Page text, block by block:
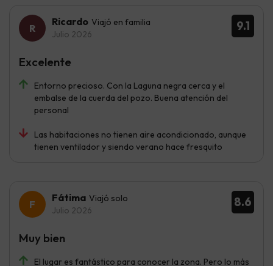
9.1
Ricardo Viajó en familia
Julio 2026
Entorno precioso. Con la Laguna negra cerca y el
embalse de la cuerda del pozo. Buena atención del
personal
Las habitaciones no tienen aire acondicionado, aunque
tienen ventilador y siendo verano hace fresquito
Excelente
8.6
Fátima Viajó solo
Julio 2026
El lugar es fantástico para conocer la zona. Pero lo más
Muy bien